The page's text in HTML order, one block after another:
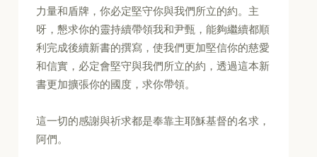
力量和盾牌，你必定堅守你與我們所立的約。主
呀，懇求你的靈持續帶領我和尹甄，能夠繼續都順
利完成後續新書的撰寫，使我們更加堅信你的慈愛
和信實，必定會堅守與我們所立的約，透過這本新
書更加擴張你的國度，求你帶領。
這一切的感謝與祈求都是奉靠主耶穌基督的名求，
阿們。